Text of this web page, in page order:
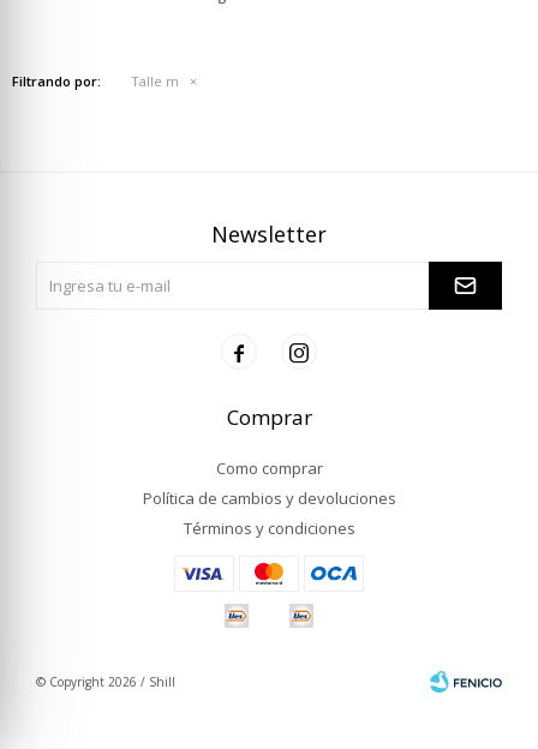
Filtrando por: Talle m
Comprar
Como comprar
Política de cambios y devoluciones
Términos y condiciones
Newsletter
 
© Copyright 2026 / Shill